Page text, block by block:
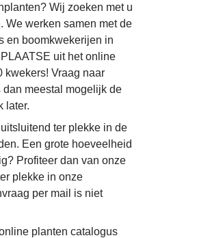
Wij zoeken met u
We werken samen met de
en boomkwekerijen in
uit het online
kwekers! Vraag naar
dan meestal mogelijk de
later.
ter plekke in de
Een grote hoeveelheid
Profiteer dan van onze
plekke in onze
per mail is niet
planten catalogus